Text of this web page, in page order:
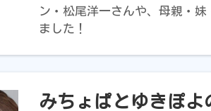
ン・松尾洋一さんや、母親・
ました！
みちょぱとゆきぽよ